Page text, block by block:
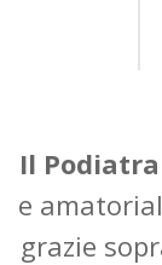
Il
e
grazie